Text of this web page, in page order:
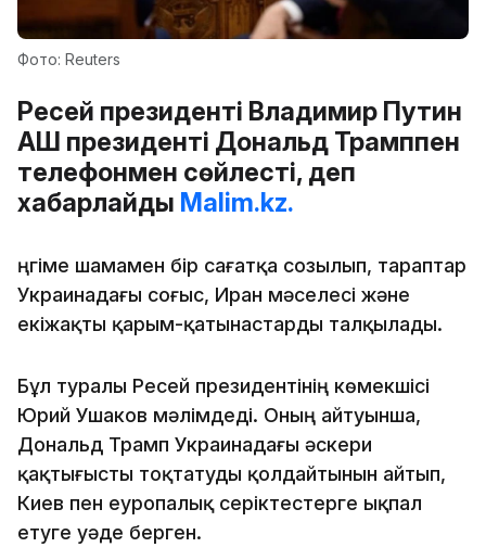
Фото: Reuters
Ресей президенті Владимир Путин
АҚШ президенті Дональд Трамппен
телефонмен сөйлесті, деп
хабарлайды Malim.kz.
Әңгіме шамамен бір сағатқа созылып, тараптар
Украинадағы соғыс, Иран мәселесі және
екіжақты қарым-қатынастарды талқылады.
Бұл туралы Ресей президентінің көмекшісі
Юрий Ушаков мәлімдеді. Оның айтуынша,
Дональд Трамп Украинадағы әскери
қақтығысты тоқтатуды қолдайтынын айтып,
Киев пен еуропалық серіктестерге ықпал
етуге уәде берген.